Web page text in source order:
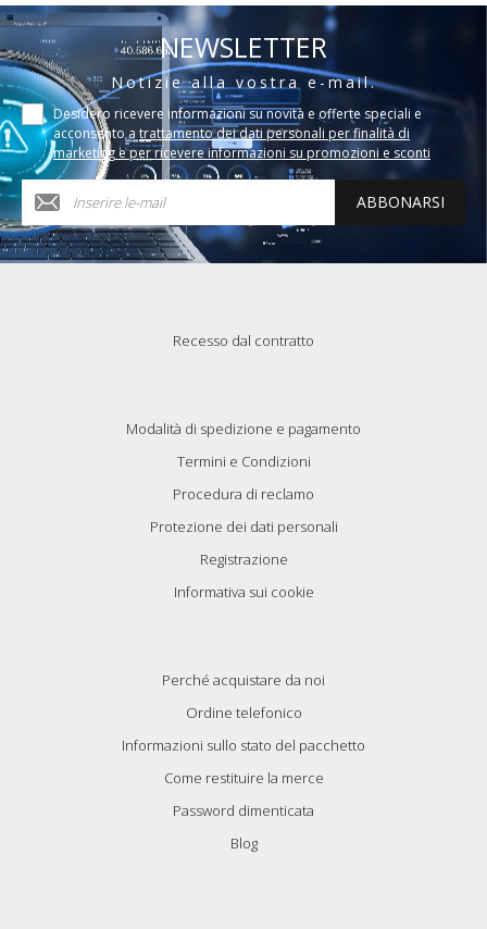
NEWSLETTER
Notizie alla vostra e-mail.
Desidero ricevere informazioni su novità e offerte speciali e
acconsento a trattamento dei dati personali per finalità di
marketing e per ricevere informazioni su promozioni e sconti
ABBONARSI
Recesso dal contratto
Modalità di spedizione e pagamento
Termini e Condizioni
Procedura di reclamo
Protezione dei dati personali
Registrazione
Informativa sui cookie
Perché acquistare da noi
Ordine telefonico
Informazioni sullo stato del pacchetto
Come restituire la merce
Password dimenticata
Blog